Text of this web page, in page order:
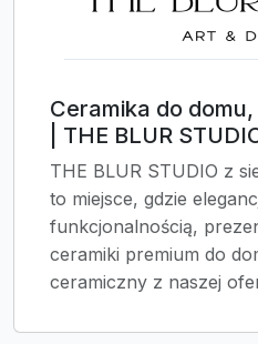
Ceramika do
| THE BLUR
THE BLUR STUDIO z
to miejsce, gdzie
funkcjonalnością,
ceramiki premium do
ceramiczny z naszej